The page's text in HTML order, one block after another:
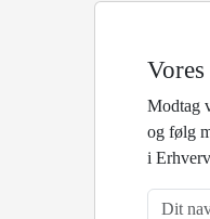
Modtag
og følg
i